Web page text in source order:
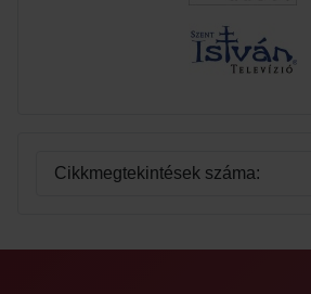
Cikkmegtekintések száma: